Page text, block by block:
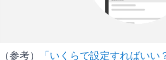
（参考） 「いくらで設定すればい